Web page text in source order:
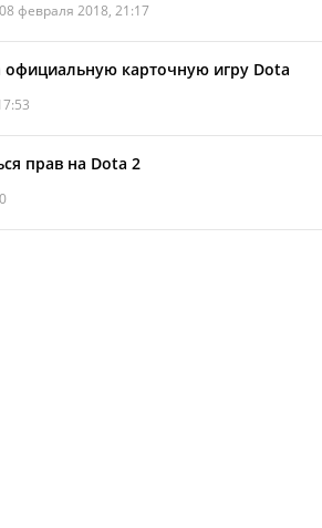
08 февраля 2018, 21:17
официальную карточную игру Dota
прав на Dota 2